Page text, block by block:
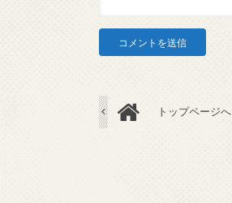
トップページへ